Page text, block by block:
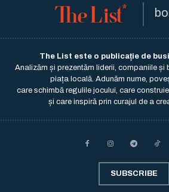
The List este o publicație de
Analizăm și prezentăm liderii, companiile și
piața locală. Adunăm nume,
care schimbă regulile jocului, care
și care inspiră prin curajul de a
SUBSCRIBE